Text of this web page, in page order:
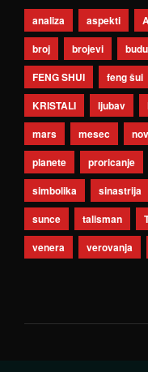
analiza aspekti
broj
brojevi
FENG SHUI
feng šui
KRISTALI
ljubav
mars
mesec
planete
proricanje
simbolika
sinastrija
sunce
talisman
venera
verovanja